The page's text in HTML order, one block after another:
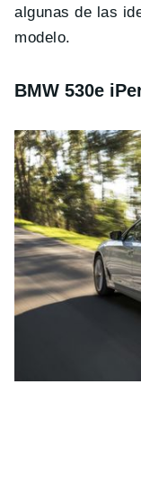
algunas de las
modelo.
BMW 530e